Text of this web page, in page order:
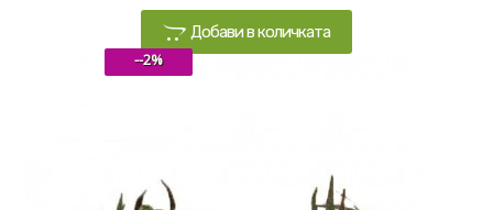
Добави в количката
--2%